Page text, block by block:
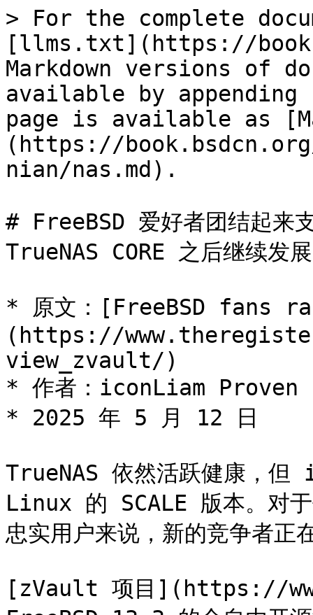
> For the complete
[llms.txt](https://
Markdown versions of
available by
page is available as
(https://book.bsdcn.org/
nian/nas.md).
# FreeBSD 爱好者团结起来
TrueNAS CORE 之后继续发展
* 原文：[FreeBSD
(https://
view_zvault/)
* 作者：iconLiam Proven
* 2025 年 5 月 12 日
TrueNAS 依然活跃健康，
Linux 的 SCALE 版本。对
忠实用户来说，新的竞争者
[zVault 项目](https://